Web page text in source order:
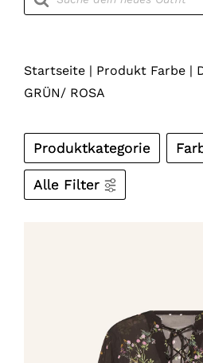
Startseite| Produkt Farbe|
GRÜN/ ROSA
Produktkategorie
Alle Filter